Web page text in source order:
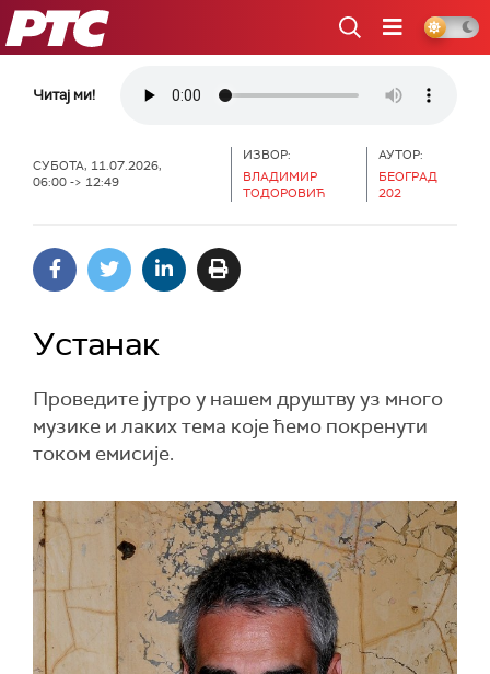
РТС
Читај ми!
СУБОТА, 11.07.2026,
06:00 -> 12:49
ИЗВОР:
ВЛАДИМИР
ТОДОРОВИЋ
АУТОР:
БЕОГРАД
202
Устанак
Проведите јутро у нашем друштву уз много
музике и лаких тема које ћемо покренути
током емисије.